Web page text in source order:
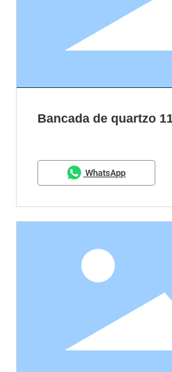
Bancada de quartzo
WhatsApp